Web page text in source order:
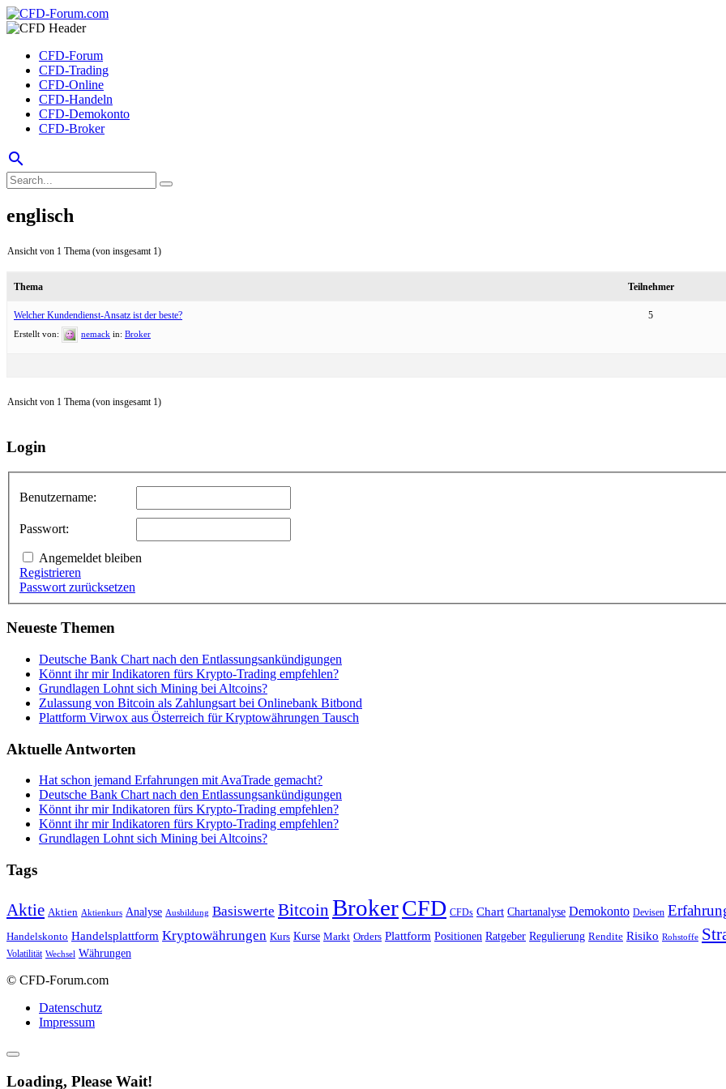
CFD-Forum
CFD-Trading
CFD-Online
CFD-Handeln
CFD-Demokonto
CFD-Broker
search
englisch
Ansicht von 1 Thema (von insgesamt 1)
Thema Teilnehmer
Welcher Kundendienst-Ansatz ist der beste?
Erstellt von: nemack in: Broker
5
Ansicht von 1 Thema (von insgesamt 1)
Login
Benutzername:
Passwort:
Angemeldet bleiben
Registrieren
Passwort zurücksetzen
Neueste Themen
Deutsche Bank Chart nach den Entlassungsankündigungen
Könnt ihr mir Indikatoren fürs Krypto-Trading empfehlen?
Grundlagen Lohnt sich Mining bei Altcoins?
Zulassung von Bitcoin als Zahlungsart bei Onlinebank Bitbond
Plattform Virwox aus Österreich für Kryptowährungen Tausch
Aktuelle Antworten
Hat schon jemand Erfahrungen mit AvaTrade gemacht?
Deutsche Bank Chart nach den Entlassungsankündigungen
Könnt ihr mir Indikatoren fürs Krypto-Trading empfehlen?
Könnt ihr mir Indikatoren fürs Krypto-Trading empfehlen?
Grundlagen Lohnt sich Mining bei Altcoins?
Tags
Aktie Aktien Aktienkurs Analyse Ausbildung Basiswerte Bitcoin BrokerCFD CFDs Chart Chartanalyse Demokonto Devisen
Handelskonto Handelsplattform Kryptowährungen Kurs Kurse Markt Orders Plattform Positionen Ratgeber Regulierung Rendite Risiko Rohstoffe
Volatilität Wechsel Währungen
© CFD-Forum.com
Datenschutz
Impressum
Loading, Please Wait!